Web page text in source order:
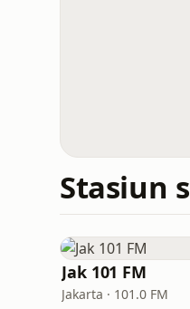
Stasiun
Jak 101 FM
Jakarta · 101.0 FM